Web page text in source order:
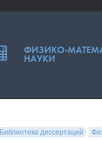
Библиотека диссертаций
ФИЗИКО-
НАУКИ